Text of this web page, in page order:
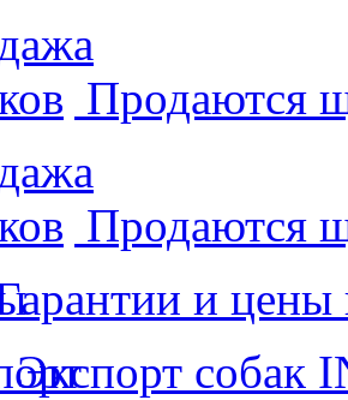
Продаются
Продаются
и цены
Экспорт собак